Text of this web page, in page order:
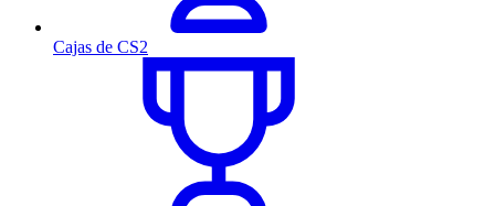
Cajas de CS2